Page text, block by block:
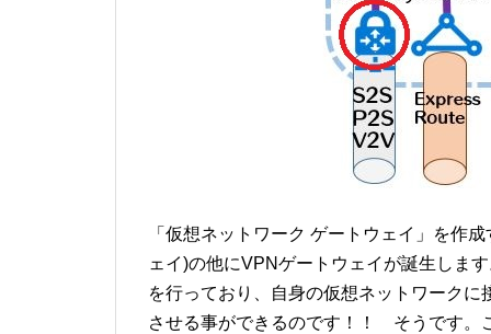
「仮想ネットワーク ゲートウェイ」を作
ェイ)の他にVPNゲートウェイが誕生しま
を行っており、自身の仮想ネットワーク
させる事ができるのです！！ そうです。